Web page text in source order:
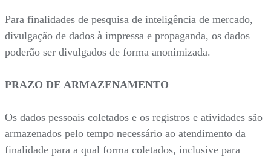
Para finalidades de pesquisa de inteligência de mercado,
divulgação de dados à impressa e propaganda, os dados
poderão ser divulgados de forma anonimizada.
PRAZO DE ARMAZENAMENTO
Os dados pessoais coletados e os registros e atividades são
armazenados pelo tempo necessário ao atendimento da
finalidade para a qual forma coletados, inclusive para